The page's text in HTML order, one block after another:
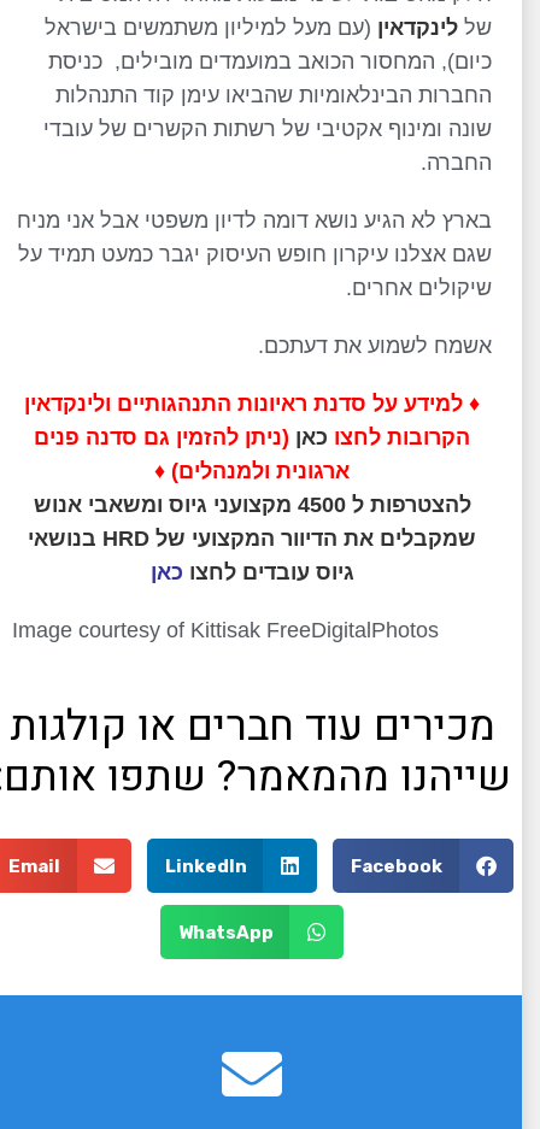
שללינקדאין(עם מעל למיליון משתמשים בישראל
כיום), המחסור הכואב במועמדים מובילים, כניסת
החברות הבינלאומיות שהביאו עימן קוד התנהלות
שונה ומינוף אקטיבי של רשתות הקשרים של עובדי
החברה.
בארץ לא הגיע נושא דומה לדיון משפטי אבל אני מניח
שגם אצלנו עיקרון חופש העיסוק יגבר כמעט תמיד על
שיקולים אחרים.
אשמח לשמוע את דעתכם.
♦ למידע על סדנת ראיונות התנהגותיים ולינקדאין
הקרובות לחצוכאן(ניתן להזמין גם סדנה פנים
ארגונית ולמנהלים) ♦
להצטרפות ל 4500 מקצועני גיוס ומשאבי אנוש
שמקבלים את הדיוור המקצועי של HRD בנושאי
גיוס עובדים לחצוכאן
Image courtesy of Kittisak FreeDigitalPhotos
מכירים עוד חברים או קולגות
שייהנו מהמאמר? שתפו אותם:
Facebook
LinkedIn
Email
WhatsApp